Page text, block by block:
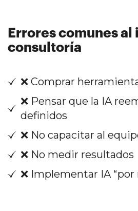
Errores comunes
consultoría
❌ Comprar
❌ Pensar que la IA
definidos
❌ No capacitar al
❌ No medir resultados
❌ Implementar IA “por